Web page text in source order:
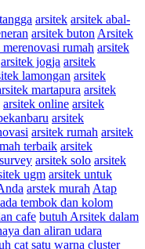
arsitek arsitek abal-
arsitek buton Arsitek
rumah arsitek
arsitek jogja arsitek
lamongan arsitek
martapura arsitek
arsitek online arsitek
arsitek
arsitek rumah arsitek
terbaik arsitek
arsitek solo arsitek
ugm arsitek untuk
arstek murah Atap
tembok dan kolom
cafe butuh Arsitek dalam
dan aliran udara
cat satu warna cluster